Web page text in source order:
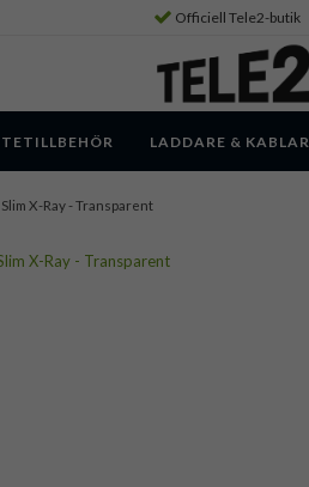
Officiell Tele2-butik
LADDARE & KABLAR
X-Ray - Transparent